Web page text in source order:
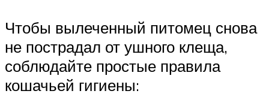
Чтобы вылеченный питомец снова
не пострадал от ушного клеща,
соблюдайте простые правила
кошачьей гигиены: